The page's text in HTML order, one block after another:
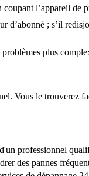
coupant l’appareil
; s’il
plus
Vous le trouverez
professionnel
des pannes